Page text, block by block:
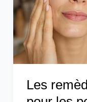
Les
pour
les
poches
sous
les
yeux